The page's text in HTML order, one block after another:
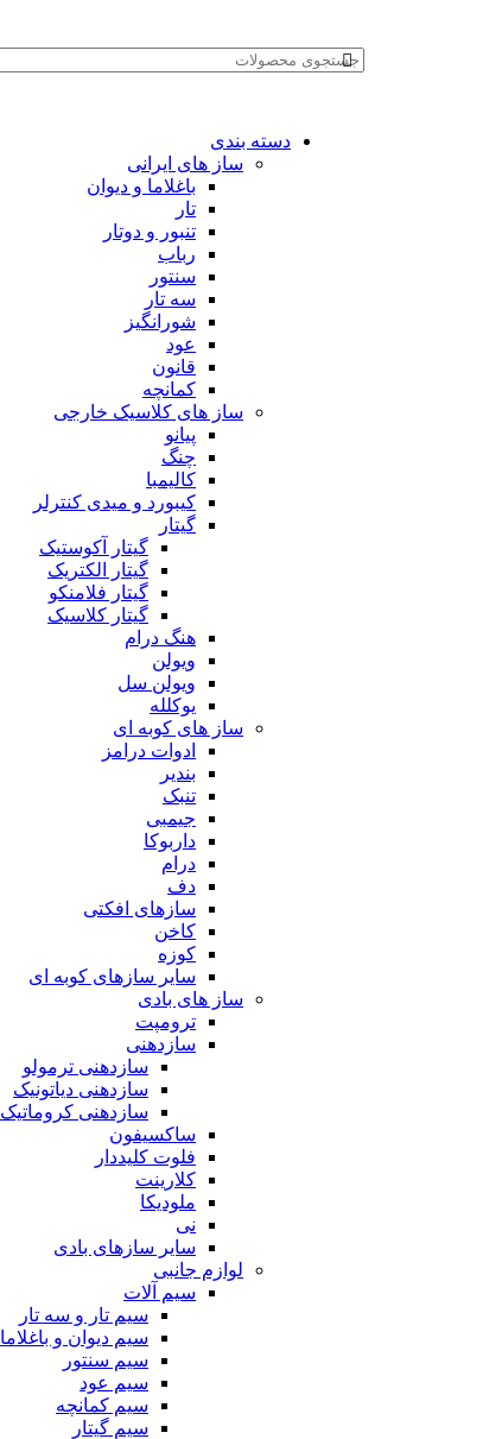
دسته بندی
ساز های ایرانی
باغلاما و دیوان
تار
تنبور و دوتار
رباب
سنتور
سه تار
شورانگیز
عود
قانون
کمانچه
ساز های کلاسیک خارجی
پیانو
چنگ
کالیمبا
کیبورد و میدی کنترلر
گیتار
گیتار آکوستیک
گیتار الکتریک
گیتار فلامنکو
گیتار کلاسیک
هنگ درام
ویولن
ویولن سل
یوکلله
ساز های کوبه ای
ادوات درامز
بندیر
تنبک
جیمبی
داربوکا
درام
دف
سازهای افکتی
کاخن
کوزه
سایر سازهای کوبه ای
ساز های بادی
ترومپت
سازدهنی
سازدهنی ترمولو
سازدهنی دیاتونیک
سازدهنی کروماتیک
ساکسیفون
فلوت کلیددار
کلارینت
ملودیکا
نی
سایر سازهای بادی
لوازم جانبی
سیم آلات
سیم تار و سه تار
سیم دیوان و باغلاما
سیم سنتور
سیم عود
سیم کمانچه
سیم گیتار